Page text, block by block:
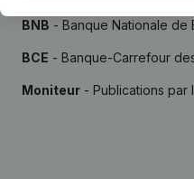
BNB - Banque Nationale de
BCE - Banque-Carrefour
Moniteur - Publications par